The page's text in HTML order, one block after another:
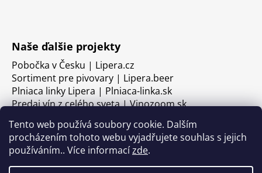
Tento web používá soubory cookie. Dalším
procházením tohoto webu vyjadřujete souhlas s jejich
používáním.. Více informacízde.
Naše ďalšie projekty
Pobočka v Česku | Lipera.cz
Sortiment pre pivovary | Lipera.beer
Plniaca linky Lipera | Plniaca-linka.sk
Predaj vín z celého sveta | Vinozoom.sk